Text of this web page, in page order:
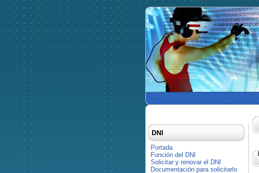
DNI
Portada
Función del DNI
Solicitar y renovar el DNI
Documentación para solicitarlo